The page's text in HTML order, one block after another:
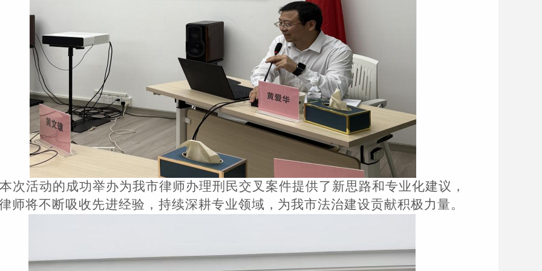
本次活动的成功举办为我市律师办理刑民交叉案件提供了新思路和专业化建议 ，
师将不断吸收先进经验 ， 持续深耕专业领域 ， 为我市法治建设贡献积极力量。